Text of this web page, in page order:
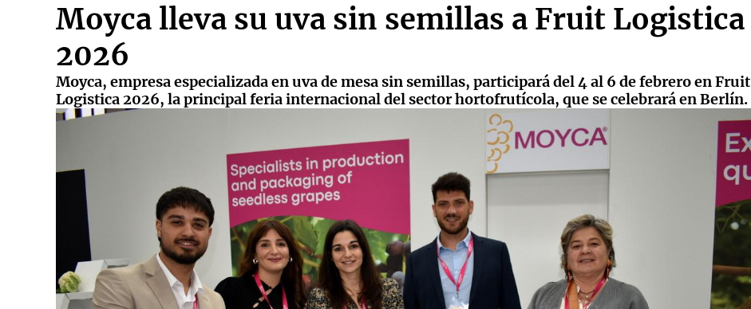
Moyca lleva su uva sin semillas a Fruit Logistica
2026
Moyca, empresa especializada en uva de mesa sin semillas, participará del 4 al 6 de febrero en Fruit
Logistica 2026, la principal feria internacional del sector hortofrutícola, que se celebrará en Berlín.